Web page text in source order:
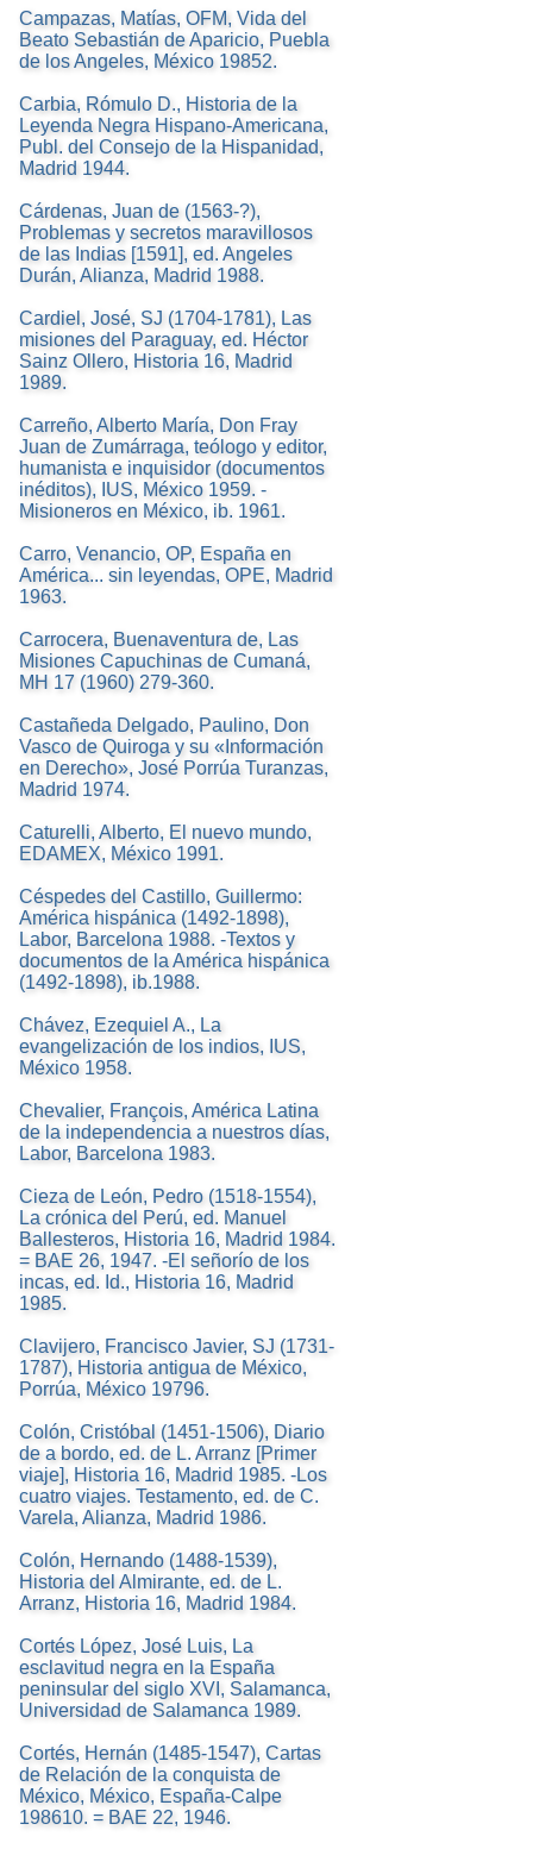
Campazas, Matías, OFM, Vida del
Beato Sebastián de Aparicio, Puebla
de los Angeles, México 19852.
Carbia, Rómulo D., Historia de la
Leyenda Negra Hispano-Americana,
Publ. del Consejo de la Hispanidad,
Madrid 1944.
Cárdenas, Juan de (1563-?),
Problemas y secretos maravillosos
de las Indias [1591], ed. Angeles
Durán, Alianza, Madrid 1988.
Cardiel, José, SJ (1704-1781), Las
misiones del Paraguay, ed. Héctor
Sainz Ollero, Historia 16, Madrid
1989.
Carreño, Alberto María, Don Fray
Juan de Zumárraga, teólogo y editor,
humanista e inquisidor (documentos
inéditos), IUS, México 1959. -
Misioneros en México, ib. 1961.
Carro, Venancio, OP, España en
América... sin leyendas, OPE, Madrid
1963.
Carrocera, Buenaventura de, Las
Misiones Capuchinas de Cumaná,
MH 17 (1960) 279-360.
Castañeda Delgado, Paulino, Don
Vasco de Quiroga y su «Información
en Derecho», José Porrúa Turanzas,
Madrid 1974.
Caturelli, Alberto, El nuevo mundo,
EDAMEX, México 1991.
Céspedes del Castillo, Guillermo:
América hispánica (1492-1898),
Labor, Barcelona 1988. -Textos y
documentos de la América hispánica
(1492-1898), ib.1988.
Chávez, Ezequiel A., La
evangelización de los indios, IUS,
México 1958.
Chevalier, François, América Latina
de la independencia a nuestros días,
Labor, Barcelona 1983.
Cieza de León, Pedro (1518-1554),
La crónica del Perú, ed. Manuel
Ballesteros, Historia 16, Madrid 1984.
= BAE 26, 1947. -El señorío de los
incas, ed. Id., Historia 16, Madrid
1985.
Clavijero, Francisco Javier, SJ (1731-
1787), Historia antigua de México,
Porrúa, México 19796.
Colón, Cristóbal (1451-1506), Diario
de a bordo, ed. de L. Arranz [Primer
viaje], Historia 16, Madrid 1985. -Los
cuatro viajes. Testamento, ed. de C.
Varela, Alianza, Madrid 1986.
Colón, Hernando (1488-1539),
Historia del Almirante, ed. de L.
Arranz, Historia 16, Madrid 1984.
Cortés López, José Luis, La
esclavitud negra en la España
peninsular del siglo XVI, Salamanca,
Universidad de Salamanca 1989.
Cortés, Hernán (1485-1547), Cartas
de Relación de la conquista de
México, México, España-Calpe
198610. = BAE 22, 1946.